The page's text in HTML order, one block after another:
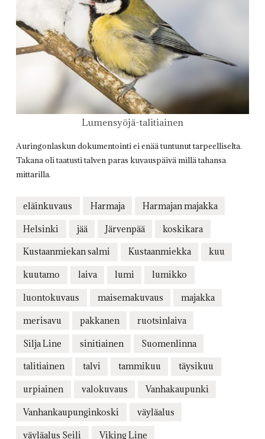
Lumensyöjä-talitiainen
Auringonlaskun dokumentointi ei enää tuntunut tarpeelliselta.
Takana oli taatusti talven paras kuvauspäivä millä tahansa
mittarilla.
eläinkuvaus Harmaja Harmajan majakka
Helsinki jää Järvenpää koskikara
Kustaanmiekan salmi Kustaanmiekka kuu
kuutamo laiva lumi lumikko
luontokuvaus maisemakuvaus majakka
merisavu pakkanen ruotsinlaiva
Silja Line sinitiainen Suomenlinna
talitiainen talvi tammikuu täysikuu
urpiainen valokuvaus Vanhakaupunki
Vanhankaupunginkoski väyläalus
väyläalus Seili Viking Line